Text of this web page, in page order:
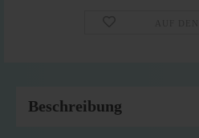
Beschreibung